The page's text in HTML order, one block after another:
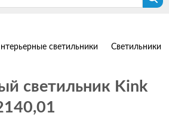
светильники Светильники
светильник Kink